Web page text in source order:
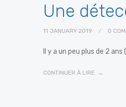
Une
11 JANUARY 2019 0
Il y a un peu plus de 2
CONTINUER À LIRE